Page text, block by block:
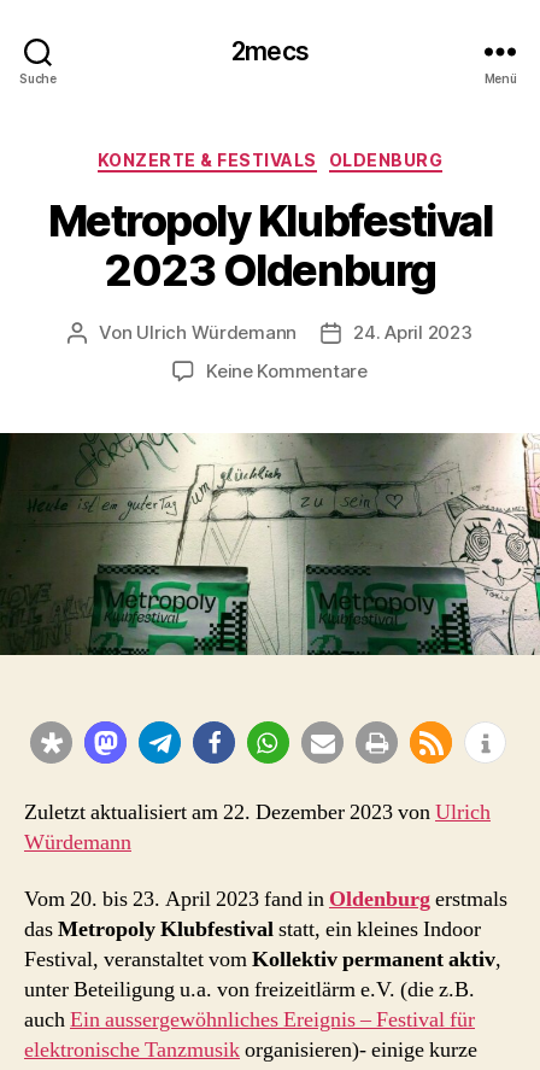
Suche
2mecs
Menü
Kategorien
KONZERTE & FESTIVALS OLDENBURG
Metropoly Klubfestival
2023 Oldenburg
Beitragsautor
Von Ulrich Würdemann Beitragsdatum
24. April 2023
Keine Kommentarezu
Oldenburg
Zuletzt aktualisiert am 22. Dezember 2023 vonUlrich
Würdemann
Vom 20. bis 23. April 2023 fand in Oldenburgerstmals
dasMetropoly Klubfestivalstatt, ein kleines Indoor
Festival, veranstaltet vomKollektiv permanent aktiv,
unter Beteiligung u.a. von freizeitlärm e.V. (die z.B.
auchEin aussergewöhnliches Ereignis – Festival für
elektronische Tanzmusikorganisieren)- einige kurze